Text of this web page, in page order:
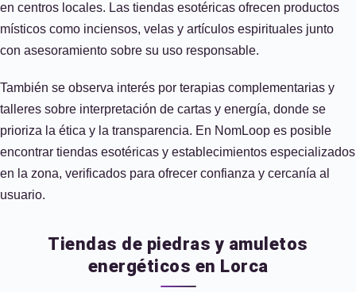
en centros locales. Las tiendas esotéricas ofrecen productos
místicos como inciensos, velas y artículos espirituales junto
con asesoramiento sobre su uso responsable.
También se observa interés por terapias complementarias y
talleres sobre interpretación de cartas y energía, donde se
prioriza la ética y la transparencia. En NomLoop es posible
encontrar tiendas esotéricas y establecimientos especializados
en la zona, verificados para ofrecer confianza y cercanía al
usuario.
Tiendas de piedras y amuletos
energéticos en Lorca